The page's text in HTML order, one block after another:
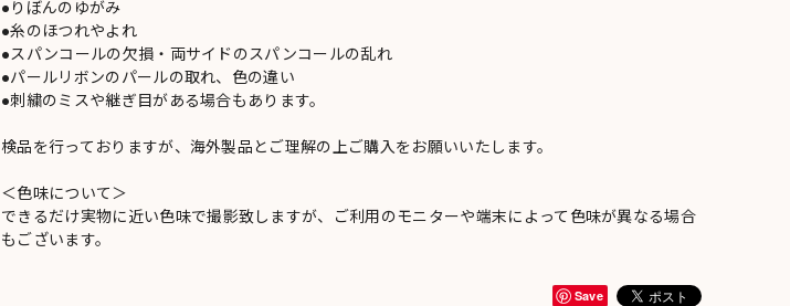
●りぼんのゆがみ
●糸のほつれやよれ
●スパンコールの欠損・両サイドのスパンコールの乱れ
●パールリボンのパールの取れ、色の違い
●刺繍のミスや継ぎ目がある場合もあります。
検品を行っておりますが、海外製品とご理解の上ご購入をお願いいたします。
＜色味について＞
できるだけ実物に近い色味で撮影致しますが、ご利用のモニターや端末によって色味が異なる場合
もございます。
Save